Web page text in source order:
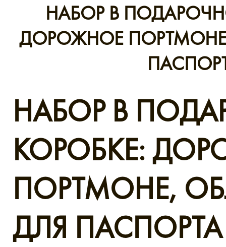
НАБОР В
ДОРОЖНОЕ
НАБОР В
КОРОБКЕ:
ПОРТМОНЕ,
ДЛЯ ПАСПОРТА